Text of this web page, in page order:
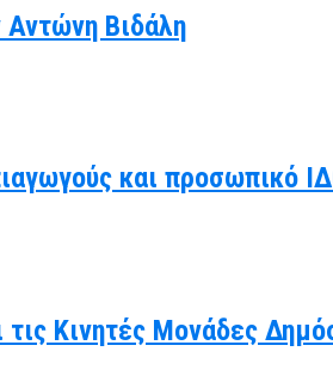
Αντώνη Βιδάλη
και προσωπικό
Κινητές Μονάδες